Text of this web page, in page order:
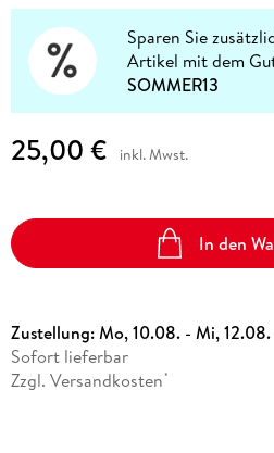
Sparen Sie
Artikel mit dem
SOMMER13
25,00 € inkl. Mwst.
In den
Zustellung:Mo, 10.08. - Mi, 12.08.
Sofort lieferbar
Zzgl. Versandkosten *